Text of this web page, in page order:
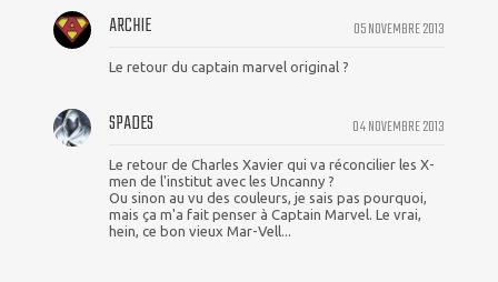
05 NOVEMBRE 2013
ARCHIE
Le retour du captain marvel original ?
04 NOVEMBRE 2013
SPADES
Le retour de Charles Xavier qui va réconcilier les X-
men de l'institut avec les Uncanny ?
Ou sinon au vu des couleurs, je sais pas pourquoi,
mais ça m'a fait penser à Captain Marvel. Le vrai,
hein, ce bon vieux Mar-Vell...